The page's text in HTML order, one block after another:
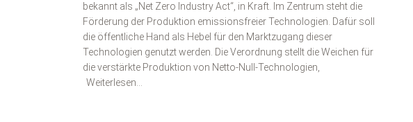
bekannt als „Net Zero Industry Act“, in Kraft. Im Zentrum steht die
Förderung der Produktion emissionsfreier Technologien. Dafür soll
die öffentliche Hand als Hebel für den Marktzugang dieser
Technologien genutzt werden. Die Verordnung stellt die Weichen für
die verstärkte Produktion von Netto-Null-Technologien,
Weiterlesen…